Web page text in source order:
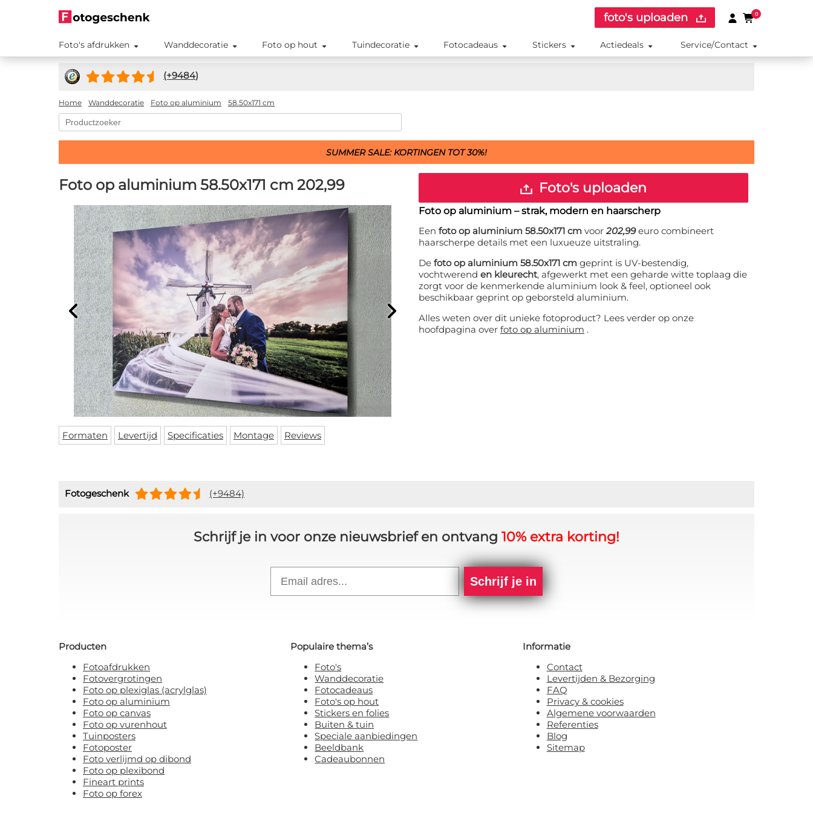
foto's uploaden 0
Foto's afdrukken Wanddecoratie Foto op hout Tuindecoratie Fotocadeaus Stickers Actiedeals Service/Contact
(+9484)
Home Wanddecoratie Foto op aluminium 58.50x171 cm
SUMMER SALE: KORTINGEN TOT 30%!
Foto op aluminium 58.50x171 cm 202,99
Formaten Levertijd Specificaties Montage Reviews
Foto's uploaden
Foto op aluminium – strak, modern en haarscherp
Een foto op aluminium 58.50x171 cm voor202,99euro combineert
haarscherpe details met een luxueuze uitstraling.
De foto op aluminium 58.50x171 cm geprint is UV-bestendig,
vochtwerend en kleurecht, afgewerkt met een geharde witte toplaag die
zorgt voor de kenmerkende aluminium look & feel, optioneel ook
beschikbaar geprint op geborsteld aluminium.
Alles weten over dit unieke fotoproduct? Lees verder op onze
hoofdpagina over foto op aluminium .
Fotogeschenk (+9484)
Schrijf je in voor onze nieuwsbrief en ontvang 10% extra korting!
Schrijf je in
Producten
Fotoafdrukken
Fotovergrotingen
Foto op plexiglas (acrylglas)
Foto op aluminium
Foto op canvas
Foto op vurenhout
Tuinposters
Fotoposter
Foto verlijmd op dibond
Foto op plexibond
Fineart prints
Foto op forex
Populaire thema’s
Foto's
Wanddecoratie
Fotocadeaus
Foto's op hout
Stickers en folies
Buiten & tuin
Speciale aanbiedingen
Beeldbank
Cadeaubonnen
Informatie
Contact
Levertijden & Bezorging
FAQ
Privacy & cookies
Algemene voorwaarden
Referenties
Blog
Sitemap